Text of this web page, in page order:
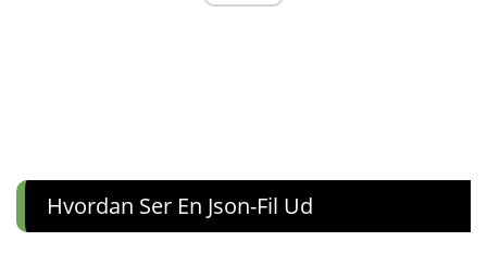
Hvordan Ser En Json-Fil Ud